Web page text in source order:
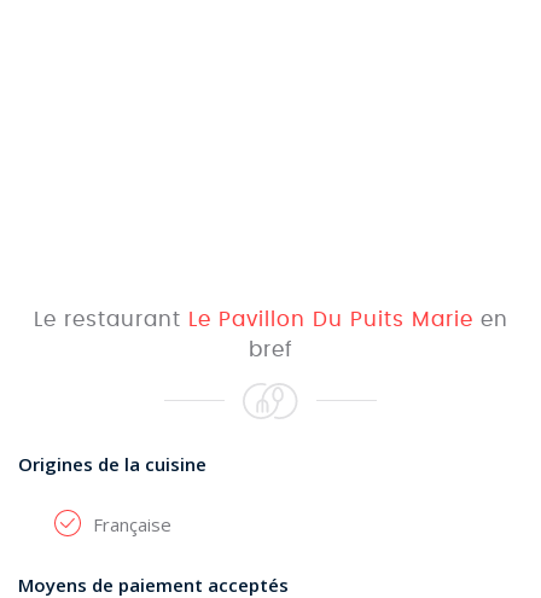
Le restaurant Le Pavillon Du Puits Marie en
bref
Origines de la cuisine
Française
Moyens de paiement acceptés